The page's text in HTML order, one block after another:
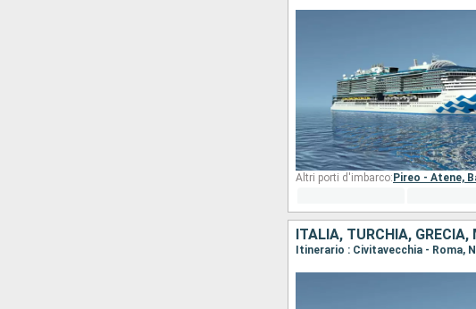
Altri porti d'imbarco: Pireo - Atene,
ITALIA, TURCHIA,